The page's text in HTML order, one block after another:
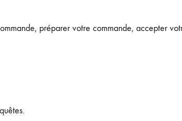
préparer votre commande, accepter